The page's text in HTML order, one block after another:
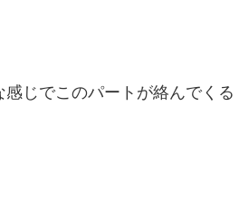
じでこのパートが絡んでくる